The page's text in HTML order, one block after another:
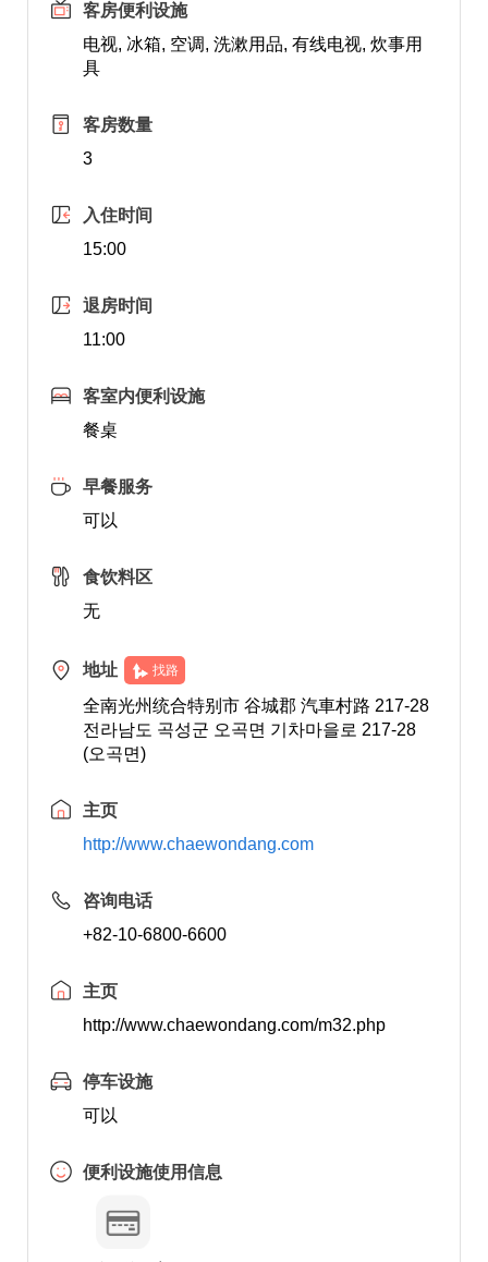
客房便利设施
电视, 冰箱, 空调, 洗漱用品, 有线电视, 炊事用
具
客房数量
3
入住时间
15:00
退房时间
11:00
客室内便利设施
餐桌
早餐服务
可以
食饮料区
无
地址 找路
全南光州统合特别市 谷城郡 汽車村路 217-28
전라남도 곡성군 오곡면 기차마을로 217-28
(오곡면)
主页
http://www.chaewondang.com
咨询电话
+82-10-6800-6600
主页
http://www.chaewondang.com/m32.php
停车设施
可以
便利设施使用信息